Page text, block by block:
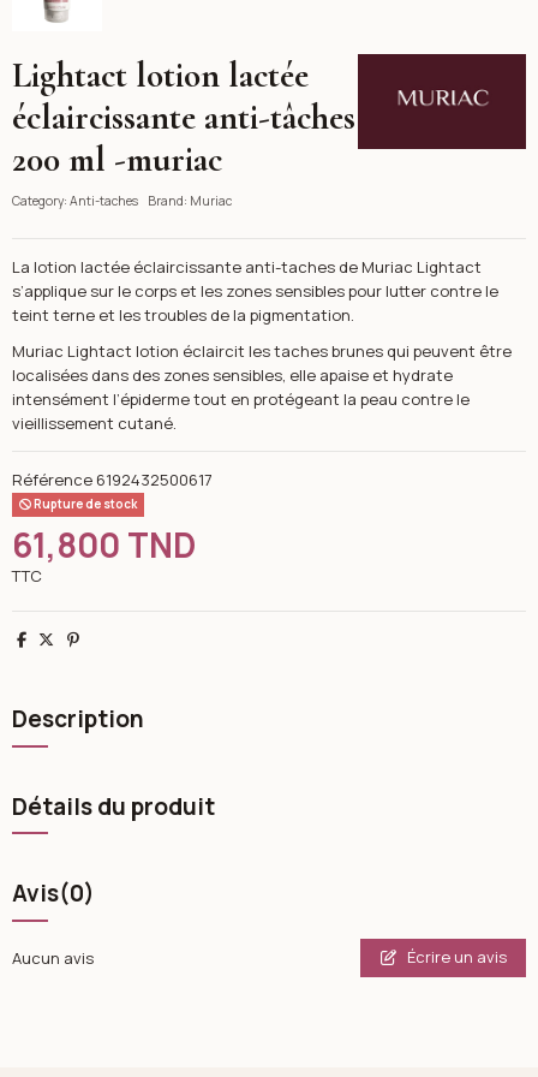
Lightact lotion lactée
éclaircissante anti-tâches
200 ml -muriac
Category: Anti-taches Brand: Muriac
La lotion lactée éclaircissante anti-taches de Muriac Lightact
s’applique sur le corps et les zones sensibles pour lutter contre le
teint terne et les troubles de la pigmentation.
Muriac Lightact lotion éclaircit les taches brunes qui peuvent être
localisées dans des zones sensibles, elle apaise et hydrate
intensément l’épiderme tout en protégeant la peau contre le
vieillissement cutané.
Référence 6192432500617
Rupture de stock
61,800 TND
TTC
Partager
TweetPinterest
Description
Détails du produit
Avis(0)
Aucun avis Écrire un avis